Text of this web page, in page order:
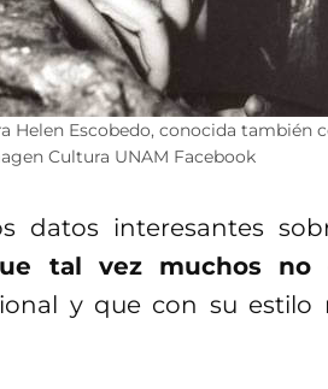
Helen Escobedo, conocida también
Cultura UNAM Facebook
datos interesantes
tal vez muchos no
y que con su